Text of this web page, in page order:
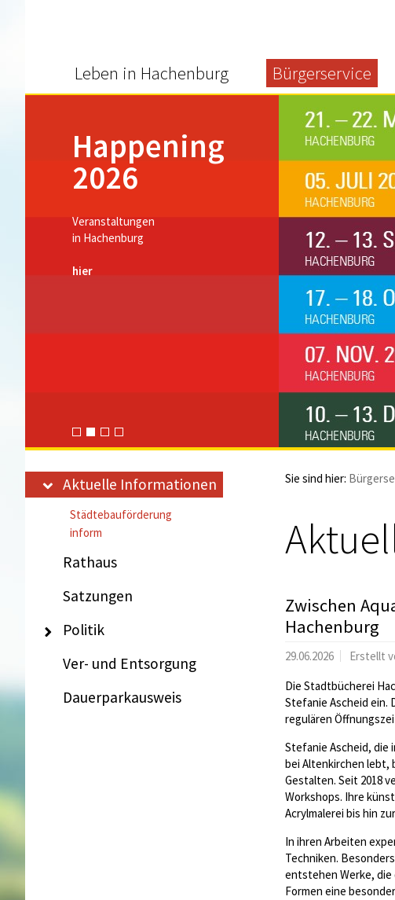
Leben in Hachenburg Bürgerservice
Happening
2026
Veranstaltungen
in Hachenburg
hier
Aktuelle Informationen
Städtebauförderung
inform
Rathaus
Satzungen
Politik
Ver- und Entsorgung
Dauerparkausweis
Sie sind hier:
Zwischen
Hachenburg
29.06.2026 Erstellt
Die Stadtbücherei
Stefanie Ascheid ein.
regulären
Stefanie Ascheid, die
bei Altenkirchen lebt,
Gestalten. Seit 2018
Workshops. Ihre
Acrylmalerei bis hin
In ihren Arbeiten
Techniken.
entstehen Werke, die
Formen eine